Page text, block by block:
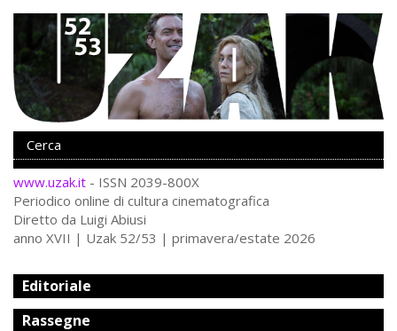
www.uzak.it - ISSN 2039-800X
Periodico online di cultura cinematografica
Diretto da Luigi Abiusi
anno XVII | Uzak 52/53 | primavera/estate 2026
Editoriale
Rassegne